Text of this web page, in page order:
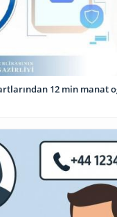
12 min manat